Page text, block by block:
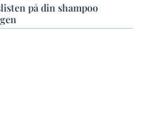
på din shampoo